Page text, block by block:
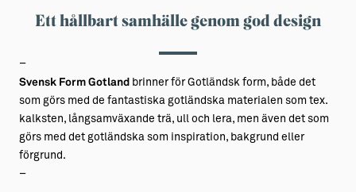
Ett hållbart samhälle genom god design
–
Svensk Form Gotland brinner för Gotländsk form, både det
som görs med de fantastiska gotländska materialen som tex.
kalksten, långsamväxande trä, ull och lera, men även det som
görs med det gotländska som inspiration, bakgrund eller
förgrund.
–